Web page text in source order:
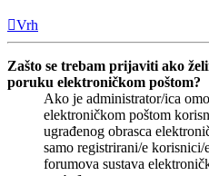
Vrh
Zašto se trebam prijaviti ako
poruku elektroničkom poštom?
Ako je administrator/ica
elektroničkom poštom
ugrađenog obrasca
samo registrirani/e korisnici/
forumova sustava